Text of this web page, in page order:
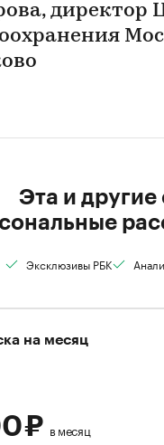
директор
Эта и другие
Эксклюзивы РБК
на месяц
₽ в месяц